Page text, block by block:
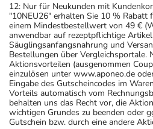
12: Nur für Neukunden mit
"10NEU26" erhalten Sie 10 % Rabatt
einem Mindestbestellwert von 49 €
anwendbar auf rezeptpflichtige
Säuglingsanfangsnahrung und
Bestellungen über Vergleichsportale.
Aktionsvorteilen (ausgenommen
einzulösen unter www.aponeo.de
Eingabe des Gutscheincodes im
Vorteils automatisch vom
behalten uns das Recht vor, die
wichtigen Grundes zu beenden oder
Gutschein bzw. durch eine andere